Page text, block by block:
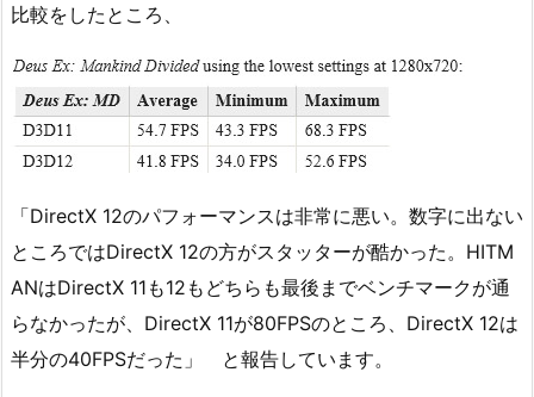
比較をしたところ、
「DirectX 12のパフォーマンスは非常に悪い。数字に出ない
ところではDirectX 12の方がスタッターが酷かった。HITM
ANはDirectX 11も12もどちらも最後までベンチマークが通
らなかったが、DirectX 11が80FPSのところ、DirectX 12は
半分の40FPSだった」 と報告しています。